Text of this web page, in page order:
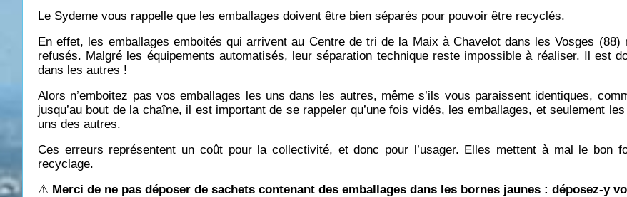
Le Sydeme vous rappelle que les emballages doivent être bien séparés pour pouvoir être recyclés.
En effet, les emballages emboités qui arrivent au Centre de tri de la Maix à Chavelot dans les Vosges
refusés. Malgré les équipements automatisés, leur séparation technique reste impossible à réaliser. Il est
dans les autres !
Alors n’emboitez pas vos emballages les uns dans les autres, même s’ils vous paraissent identiques,
jusqu’au bout de la chaîne, il est important de se rappeler qu’une fois vidés, les emballages, et seulement
uns des autres.
Ces erreurs représentent un coût pour la collectivité, et donc pour l’usager. Elles mettent à mal le bon
recyclage.
⚠ Merci de ne pas déposer de sachets contenant des emballages dans les bornes jaunes : déposez-y